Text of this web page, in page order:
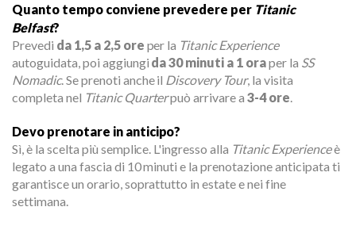
Quanto tempo conviene prevedere per Titanic
Belfast?
Prevedi da 1,5 a 2,5 ore per la Titanic Experience
autoguidata, poi aggiungi da 30 minuti a 1 oraper la SS
Nomadic. Se prenoti anche il Discovery Tour, la visita
completa nel Titanic Quarterpuò arrivare a3-4 ore
Devo prenotare in anticipo?
Sì, è la scelta più semplice. L'ingresso alla Titanic Experienceè
legato a una fascia di 10 minuti e la prenotazione anticipata ti
garantisce un orario, soprattutto in estate e nei fine
settimana.